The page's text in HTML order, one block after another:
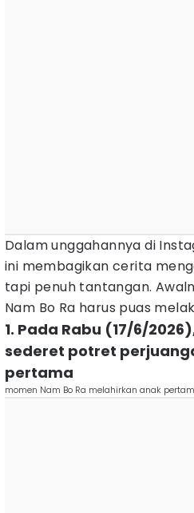
Dalam unggahannya di
ini membagikan cerita
tapi penuh tantangan.
Nam Bo Ra harus puas
1. Pada Rabu (17/6/
sederet potret
pertama
momen Nam Bo Ra melahirkan anak